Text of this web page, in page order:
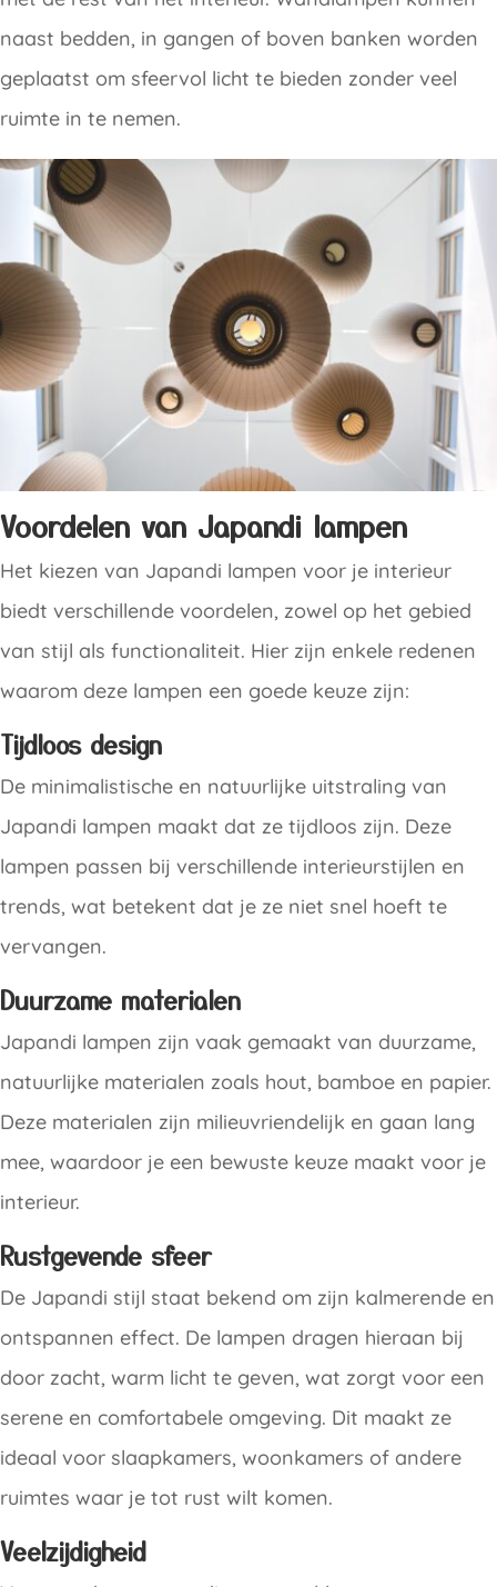
naast bedden, in gangen of boven banken worden
geplaatst om sfeervol licht te bieden zonder veel
ruimte in te nemen.
Voordelen van Japandi lampen
Het kiezen van Japandi lampen voor je interieur
biedt verschillende voordelen, zowel op het gebied
van stijl als functionaliteit. Hier zijn enkele redenen
waarom deze lampen een goede keuze zijn:
Tijdloos design
De minimalistische en natuurlijke uitstraling van
Japandi lampen maakt dat ze tijdloos zijn. Deze
lampen passen bij verschillende interieurstijlen en
trends, wat betekent dat je ze niet snel hoeft te
vervangen.
Duurzame materialen
Japandi lampen zijn vaak gemaakt van duurzame,
natuurlijke materialen zoals hout, bamboe en papier.
Deze materialen zijn milieuvriendelijk en gaan lang
mee, waardoor je een bewuste keuze maakt voor je
interieur.
Rustgevende sfeer
De Japandi stijl staat bekend om zijn kalmerende en
ontspannen effect. De lampen dragen hieraan bij
door zacht, warm licht te geven, wat zorgt voor een
serene en comfortabele omgeving. Dit maakt ze
ideaal voor slaapkamers, woonkamers of andere
ruimtes waar je tot rust wilt komen.
Veelzijdigheid